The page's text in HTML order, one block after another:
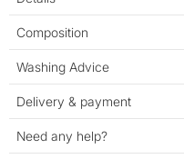
Composition
Washing Advice
Delivery & payment
Need any help?